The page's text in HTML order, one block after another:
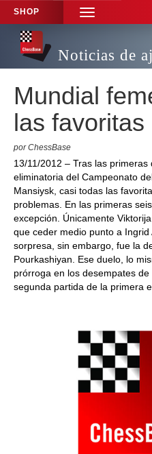
SHOP
TOGGLE
NAVIGATION
Noticias de
Mundial
las favoritas
por ChessBase
13/11/2012 – Tras las
eliminatoria del Campeonato
Mansiysk, casi todas las
problemas. En las primeras
excepción. Únicamente
que ceder medio punto a
sorpresa, sin embargo, fue la
Pourkashiyan. Ese duelo, lo
prórroga en los desempates
segunda partida de la primera